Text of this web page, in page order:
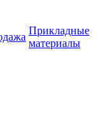
Прикладные
материалы